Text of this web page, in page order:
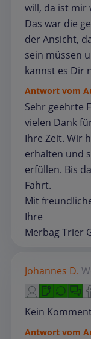
will, da ist mir
Das war die
der Ansicht,
sein müssen
kannst es Dir
Antwort vom
Sehr geehrte
vielen Dank
Ihre Zeit. Wir
erhalten und
erfüllen. Bis
Fahrt.
Mit
Ihre
Merbag Trier
Johannes D.
Kein
Antwort vom